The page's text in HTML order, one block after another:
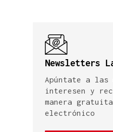
Newsletters
Apúntate a las
interesen y
manera
electrónico